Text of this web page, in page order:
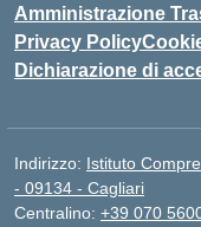
Amministrazione
Privacy Policy
Dichiarazione di
Indirizzo: Istituto
- 09134 - Cagliari
Centralino: +39 070